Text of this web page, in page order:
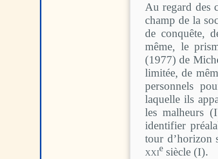
Au regard des
champ de la
de conquête,
même, le
(1977) de
limitée, de
personnels
laquelle ils
les malheurs
identifier
tour d’horizon
xxie siècle (I).